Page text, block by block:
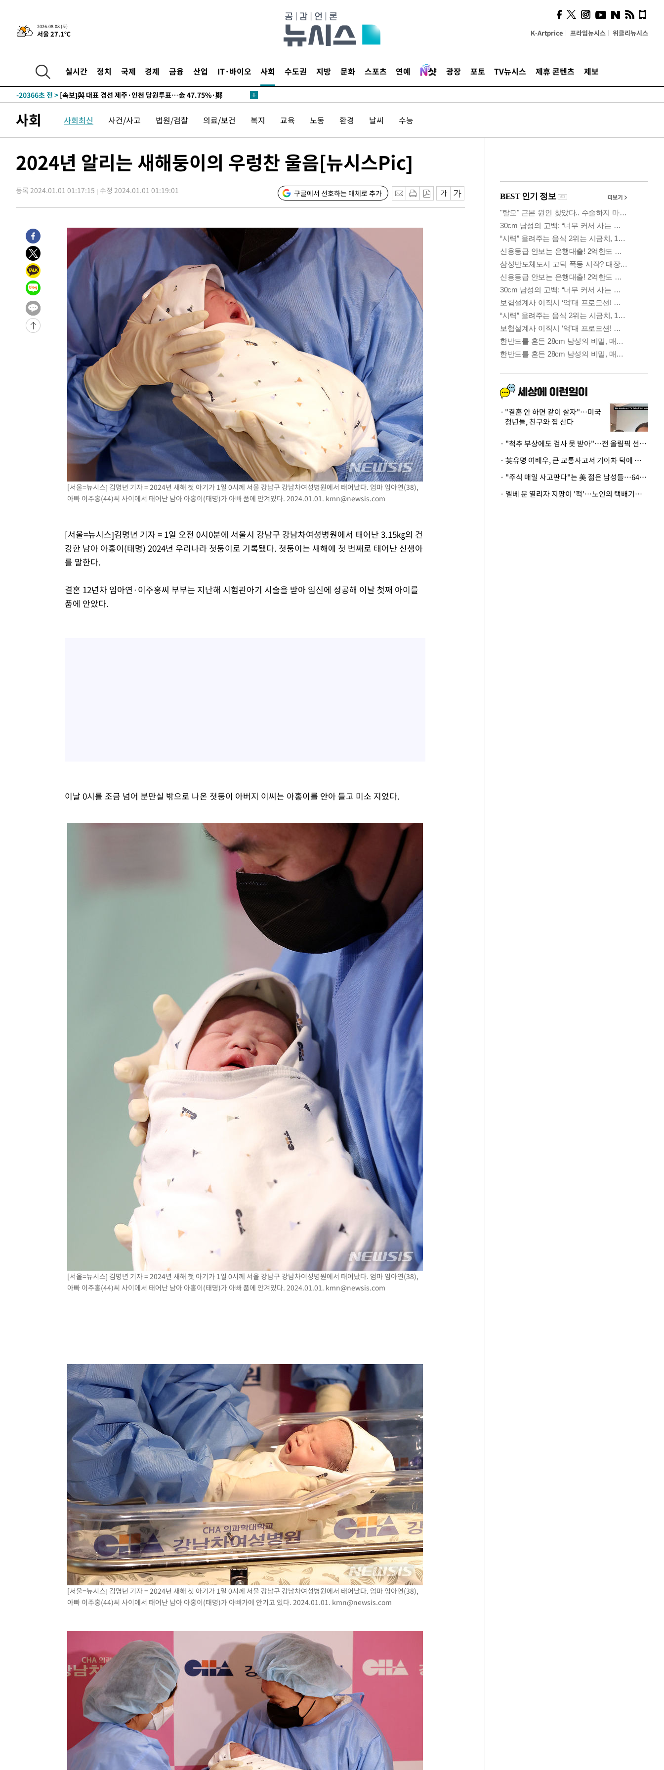
2026.08.08 (토)
서울 27.1℃ K-Artprice 프라임뉴시스 위클리뉴시스
실시간 정치 국제 경제 금융 산업 IT·바이오 사회 수도권 지방 문화 스포츠 연예 광장 포토 TV뉴시스 제휴 콘텐츠 제보
8시간 전 >[속보]뉴욕증시 상승 마감…S&P 0.6% 나스닥 1.3%↑
-21131초 전 > [속보]與최고위원 제주·인천 순회경선…박선원·최민희·서미화·
한민수·김용 순
-21084초 전 >
청래 44.56%
-20366초 전 > [속보]與 대표 경선 제주·인천 당원투표…金 47.75%·鄭
것"
-19835초 전 >
[속보]與 당대표 경선, 제주·인천 권리당원 투표 김민석 승리
-13609초 전 >낮 최고 35도 '무더위'…동해안 시간당 30㎜ '강한 비'[내일날씨]
틀레티코 이적"
-12661초 전 >수도권 40도 육박 '펄펄'…동해안 일부 지역엔 호의주의보
-5575초 전 >강릉에 시간당 81.4㎜ 물폭탄…도로 잠기고 담벼락 붕괴
-1682초 전 >백운산서 80년근 천종산삼 9뿌리 발견…감정가 1.3억원
51분 전 >
남자 농구, 나고야 아시안게임서 '홈팀' 일본과 한일전
1시간 전 >
여수 오동도 해상서 모터보트 전복…1명 사망·1명 실종
2시간 전 >
극한폭염 한풀 꺾이지만…'낮 최고 35도' 무더위, 열대야 계속[다음주
날씨]
2시간 전 >
축구협회 "압수수색·성접대 논란 사과…쇄신의 기회로 삼겠다"
3시간 전 >
[속보]'압수수색·성접대 논란' 축구협회 "실망과 걱정 안겨드려 죄송"
6시간 전 >
'최고 37도' 폭염 지속…강원동해안 최대 150㎜ 비
8시간 전 >
[속보]뉴욕증시 상승 마감…S&P 0.6% 나스닥 1.3%↑
-30084초 전 >
이란 "호르무즈 재개방 합의 근접…美 배상 선행돼야"
[속보]與최고위원 제주·인천 순회경선…박선원·최민희·서미화·
[속보]김민석, 與 전대 당원투표 누적 득표율 45.42%로 1위… 정
[속보]與 대표 경선 제주·인천 당원투표…金 47.75%·鄭
42.08%·宋 10.17%이강인 "아틀레티코 이적 기뻐…등번호 7번 의미보단 팀 위해 뛸
[속보]與 당대표 경선, 제주·인천 권리당원 투표 김민석 승리
낮 최고 35도 '무더위'…동해안 시간당 30㎜ '강한 비'[내일날씨]
[속보]이강인 "감독님이 원하는 마음 느꼈고, 많은 트로피 원해 아
수도권 40도 육박 '펄펄'…동해안 일부 지역엔 호의주의보
온열질환 사망자 3명 늘어…누적 환자 3000명 돌파
강릉에 시간당 81.4㎜ 물폭탄…도로 잠기고 담벼락 붕괴
백운산서 80년근 천종산삼 9뿌리 발견…감정가 1.3억원
선재도서 해루질 나섰다 실종 60대, 닷새 만에 숨진 채 발견
극한폭염 한풀 꺾이지만…'낮 최고 35도' 무더위, 열대야 계속[다음주
축구협회 "압수수색·성접대 논란 사과…쇄신의 기회로 삼겠다"
[속보]'압수수색·성접대 논란' 축구협회 "실망과 걱정 안겨드려 죄송"
[속보]뉴욕증시 상승 마감…S&P 0.6% 나스닥 1.3%↑
사회 사회최신 사건/사고 법원/검찰 의료/보건 복지 교육 노동 환경 날씨 수능
2024년 알리는 새해둥이의 우렁찬 울음[뉴시스Pic]
등록 2024.01.01 01:17:15 수정 2024.01.01 01:19:01 구글에서 선호하는 매체로 추가
[서울=뉴시스] 김명년 기자 = 2024년 새해 첫 아기가 1일 0시께 서울 강남구 강남차여성병원에서 태어났다. 엄마 임아연(38),
아빠 이주홍(44)씨 사이에서 태어난 남아 아홍이(태명)가 아빠 품에 안겨있다. 2024.01.01. kmn@newsis.com
[서울=뉴시스]김명년 기자 = 1일 오전 0시0분에 서울시 강남구 강남차여성병원에서 태어난 3.15㎏의 건
강한 남아 아홍이(태명) 2024년 우리나라 첫둥이로 기록됐다. 첫둥이는 새해에 첫 번째로 태어난 신생아
를 말한다.
결혼 12년차 임아연·이주홍씨 부부는 지난해 시험관아기 시술을 받아 임신에 성공해 이날 첫째 아이를
품에 안았다.
이날 0시를 조금 넘어 분만실 밖으로 나온 첫둥이 아버지 이씨는 아홍이를 안아 들고 미소 지었다.
[서울=뉴시스] 김명년 기자 = 2024년 새해 첫 아기가 1일 0시께 서울 강남구 강남차여성병원에서 태어났다. 엄마 임아연(38),
아빠 이주홍(44)씨 사이에서 태어난 남아 아홍이(태명)가 아빠 품에 안겨있다. 2024.01.01. kmn@newsis.com
[서울=뉴시스] 김명년 기자 = 2024년 새해 첫 아기가 1일 0시께 서울 강남구 강남차여성병원에서 태어났다. 엄마 임아연(38),
아빠 이주홍(44)씨 사이에서 태어난 남아 아홍이(태명)가 아빠가에 안기고 있다. 2024.01.01. kmn@newsis.com
사이 해답 찾았죠"…알을
깨고 나온 '초자아'
"결혼 안 하면 같이 살자"…미국
청년들, 친구와 집 산다
· "척추 부상에도 검사 못 받아"…전 올림픽 선수, 美봅슬레이협회 상대 소송
· 英유명 여배우, 큰 교통사고서 기아차 덕에 살았다
· "주식 매일 사고판다"는 美 젊은 남성들…64%가 "나는 인생의 패배자“
· 엘베 문 열리자 지팡이 '퍽'…노인의 택배기사 폭행 이유